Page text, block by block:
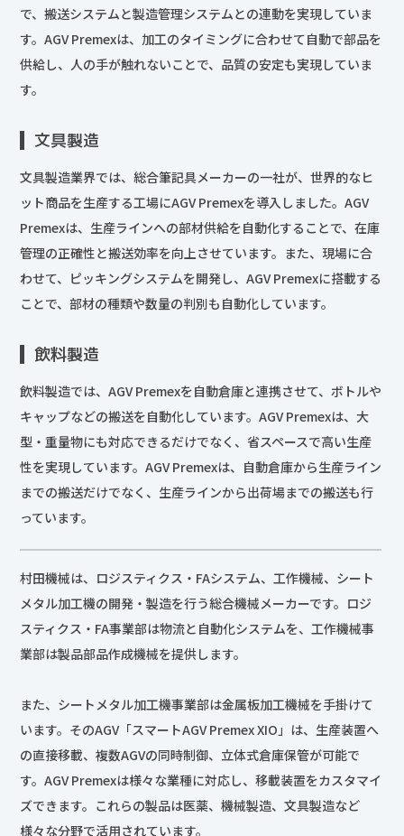
で、搬送システムと製造管理システムとの連動を実現していま
す。AGV Premexは、加工のタイミングに合わせて自動で部品を
供給し、人の手が触れないことで、品質の安定も実現していま
す。
文具製造
文具製造業界では、総合筆記具メーカーの一社が、世界的なヒ
ット商品を生産する工場にAGV Premexを導入しました。AGV
Premexは、生産ラインへの部材供給を自動化することで、在庫
管理の正確性と搬送効率を向上させています。また、現場に合
わせて、ピッキングシステムを開発し、AGV Premexに搭載する
ことで、部材の種類や数量の判別も自動化しています。
飲料製造
飲料製造では、AGV Premexを自動倉庫と連携させて、ボトルや
キャップなどの搬送を自動化しています。AGV Premexは、大
型・重量物にも対応できるだけでなく、省スペースで高い生産
性を実現しています。AGV Premexは、自動倉庫から生産ライン
までの搬送だけでなく、生産ラインから出荷場までの搬送も行
っています。
村田機械は、ロジスティクス・FAシステム、工作機械、シート
メタル加工機の開発・製造を行う総合機械メーカーです。ロジ
スティクス・FA事業部は物流と自動化システムを、工作機械事
業部は製品部品作成機械を提供します。
また、シートメタル加工機事業部は金属板加工機械を手掛けて
います。そのAGV「スマートAGV Premex XIO」は、生産装置へ
の直接移載、複数AGVの同時制御、立体式倉庫保管が可能で
す。AGV Premexは様々な業種に対応し、移載装置をカスタマイ
ズできます。これらの製品は医薬、機械製造、文具製造など
様々な分野で活用されています。